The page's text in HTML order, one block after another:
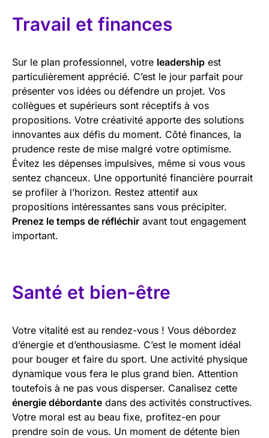
Travail et finances
Sur le plan professionnel, votre leadership est
particulièrement apprécié. C’est le jour parfait pour
présenter vos idées ou défendre un projet. Vos
collègues et supérieurs sont réceptifs à vos
propositions. Votre créativité apporte des solutions
innovantes aux défis du moment. Côté finances, la
prudence reste de mise malgré votre optimisme.
Évitez les dépenses impulsives, même si vous vous
sentez chanceux. Une opportunité financière pourrait
se profiler à l’horizon. Restez attentif aux
propositions intéressantes sans vous précipiter.
Prenez le temps de réfléchir avant tout engagement
important.
Santé et bien-être
Votre vitalité est au rendez-vous ! Vous débordez
d’énergie et d’enthousiasme. C’est le moment idéal
pour bouger et faire du sport. Une activité physique
dynamique vous fera le plus grand bien. Attention
toutefois à ne pas vous disperser. Canalisez cette
énergie débordante dans des activités constructives.
Votre moral est au beau fixe, profitez-en pour
prendre soin de vous. Un moment de détente bien